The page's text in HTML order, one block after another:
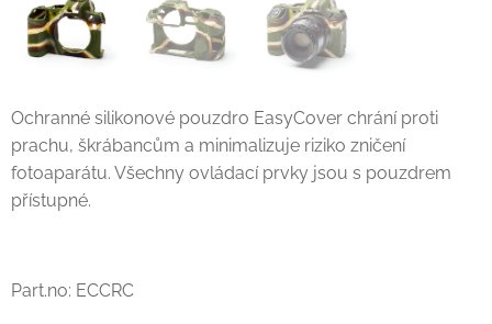
Ochranné silikonové pouzdro EasyCover chrání proti
prachu, škrábancům a minimalizuje riziko zničení
fotoaparátu. Všechny ovládací prvky jsou s pouzdrem
přístupné.
Part.no: ECCRC